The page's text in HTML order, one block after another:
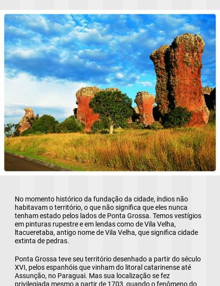
No momento histórico da fundação da cidade, índios não
habitavam o território, o que não significa que eles nunca
tenham estado pelos lados de Ponta Grossa. Temos vestígios
em pinturas rupestre e em lendas como de Vila Velha,
ltacueretaba, antigo nome de Vila Velha, que significa cidade
extinta de pedras.
Ponta Grossa teve seu território desenhado a partir do século
XVI, pelos espanhóis que vinham do litoral catarinense até
Assunção, no Paraguai. Mas sua localização se fez
privilegiada mesmo a partir de 1703, quando o fenômeno do